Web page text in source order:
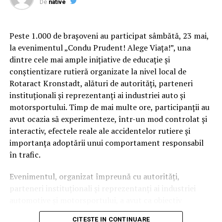
Cum știu dacă am obezitate? Rolul IMC și al
evaluării medicale
Deși Indicele de Masă Corporală (IMC) este utilizat
frecvent pentru clasificarea
Medicul poate lua în considerare raportul talie–
înălțime, impactul asupra sănătății, calitatea vieții,
că doar 20% dintre românii care trăiesc cu obezitate se
De native
Peste 1.000 de brașoveni au participat sâmbătă, 23 mai,
la evenimentul „Condu Prudent! Alege Viața!”, una
dintre cele mai ample inițiative de educație și
conștientizare rutieră organizate la nivel local de
Rotaract Kronstadt, alături de autorități, parteneri
instituționali și reprezentanți ai industriei auto și
motorsportului. Timp de mai multe ore, participanții au
avut ocazia să experimenteze, într-un mod controlat și
interactiv, efectele reale ale accidentelor rutiere și
importanța adoptării unui comportament responsabil
în trafic.
Evenimentul, organizat împreună cu autorități,
parteneri instituționali și reprezentanți ai industriei
principal transformarea prevenției într-o experiență
CITESTE IN CONTINUARE